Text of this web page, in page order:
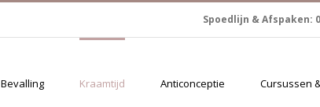
Spoedlijn & Afspaken:
Bevalling Kraamtijd Anticonceptie Cursussen